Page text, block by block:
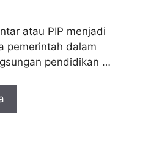
atau PIP menjadi
pemerintah dalam
pendidikan …